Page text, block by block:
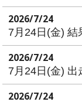
2026/7/24
7月24日(金) 結
2026/7/24
7月24日(金) 出
2026/7/24